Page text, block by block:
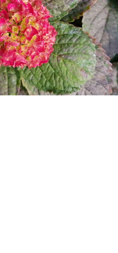
Bambous et graminées